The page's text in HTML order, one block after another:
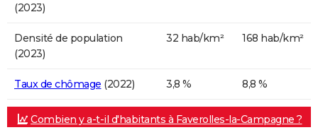
(2023)
Densité de population
(2023)
32 hab/km² 168 hab/km²
Taux de chômage (2022) 3,8 % 8,8 %
Combien y a-t-il d'habitants à Faverolles-la-Campagne ?